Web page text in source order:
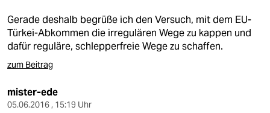
Gerade deshalb begrüße ich den Versuch, mit dem EU-
Türkei-Abkommen die irregulären Wege zu kappen und
dafür reguläre, schlepperfreie Wege zu schaffen.
zum Beitrag
mister-ede
05.06.2016 , 15:19 Uhr